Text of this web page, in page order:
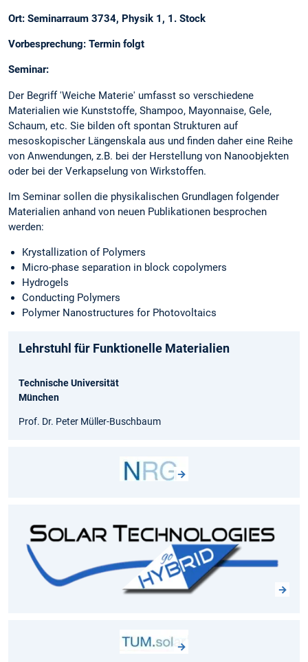
Ort: Seminarraum 3734, Physik 1, 1. Stock
Vorbesprechung: Termin folgt
Seminar:
Der Begriff 'Weiche Materie' umfasst so verschiedene
Materialien wie Kunststoffe, Shampoo, Mayonnaise, Gele,
Schaum, etc. Sie bilden oft spontan Strukturen auf
mesoskopischer Längenskala aus und finden daher eine Reihe
von Anwendungen, z.B. bei der Herstellung von Nanoobjekten
oder bei der Verkapselung von Wirkstoffen.
Im Seminar sollen die physikalischen Grundlagen folgender
Materialien anhand von neuen Publikationen besprochen
werden:
Krystallization of Polymers
Micro-phase separation in block copolymers
Hydrogels
Conducting Polymers
Polymer Nanostructures for Photovoltaics
Lehrstuhl für Funktionelle Materialien
Technische Universität
München
Prof. Dr. Peter Müller-Buschbaum